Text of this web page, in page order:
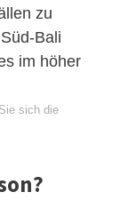
zu
Bali
im höher
sich die